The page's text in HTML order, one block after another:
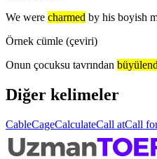
We were charmed by his boyish
Örnek cümle (çeviri)
Onun çocuksu tavrından
Diğer kelimeler
CableCageCalculateCall atCall